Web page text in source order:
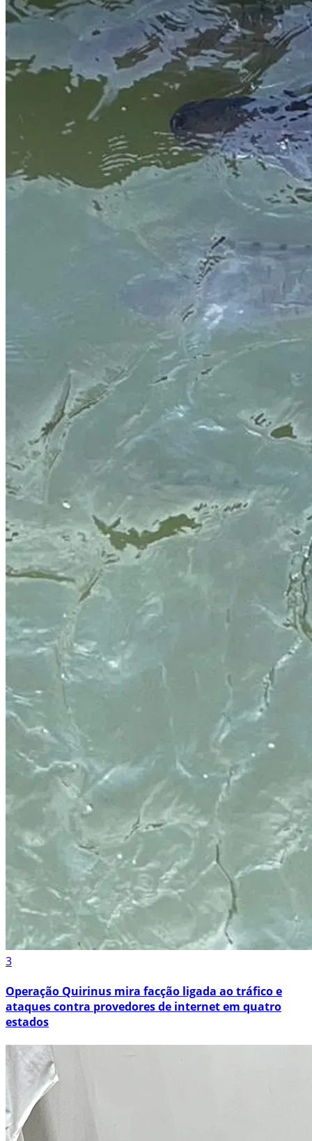
3
Operação Quirinus mira facção ligada ao tráfico e
ataques contra provedores de internet em quatro
estados